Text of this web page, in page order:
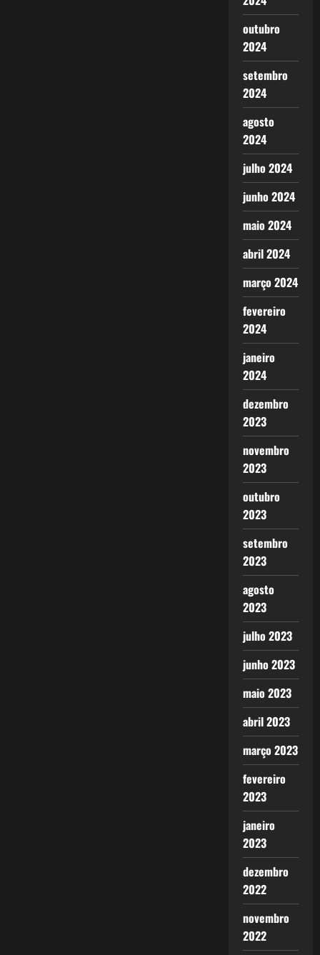
outubro
2024
setembro
2024
agosto
2024
julho 2024
junho 2024
maio 2024
abril 2024
março 2024
fevereiro
2024
janeiro
2024
dezembro
2023
novembro
2023
outubro
2023
setembro
2023
agosto
2023
julho 2023
junho 2023
maio 2023
abril 2023
março 2023
fevereiro
2023
janeiro
2023
dezembro
2022
novembro
2022